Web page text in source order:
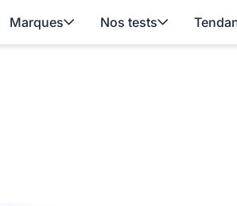
Marques Nos tests